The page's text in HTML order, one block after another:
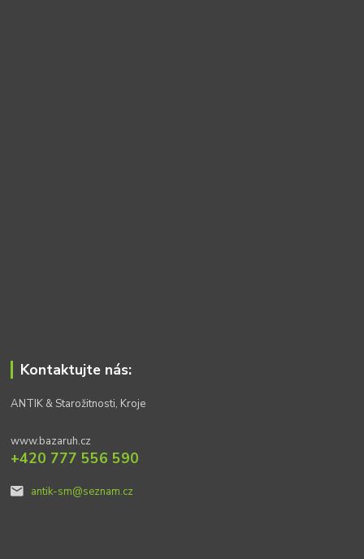
Kontaktujte nás:
ANTIK & Starožitnosti, Kroje
www.bazaruh.cz
+420 777 556 590
antik-sm@seznam.cz